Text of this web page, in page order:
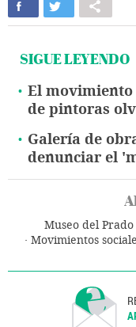
SIGUE LEYENDO
El movimiento
de pintoras
Galería de
denunciar el
Museo del Prado
Movimientos